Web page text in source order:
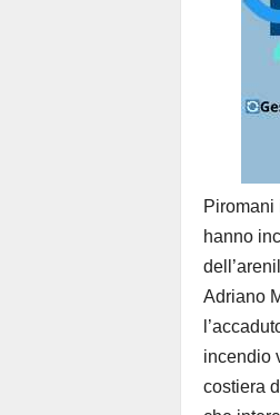
Piromani
hanno
Adriano
incendio
costiera